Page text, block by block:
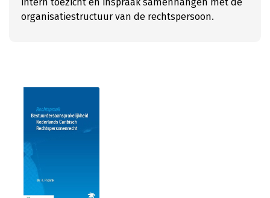
organisatiestructuur van de rechtspersoon.